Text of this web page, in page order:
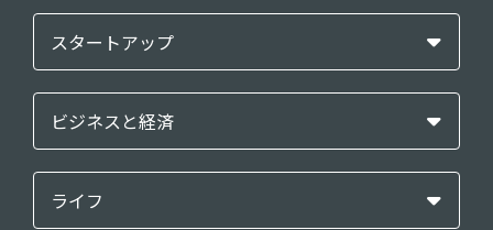
スタートアップ
ビジネスと経済
ライフ